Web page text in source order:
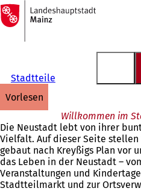
Inhalt anspringen
Zur
Startseite
Stadtteile
vorlesen
Willkommen im
Die Neustadt lebt von ihrer
Vielfalt. Auf dieser Seite
gebaut nach Kreyßigs Plan vor
das Leben in der Neustadt –
Veranstaltungen und
Stadtteilmarkt und zur